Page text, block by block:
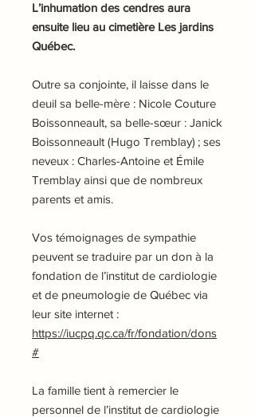
L’inhumation des cendres aura
ensuite lieu au cimetière Les jardins
Québec.
Outre sa conjointe, il laisse dans le
deuil sa belle-mère : Nicole Couture
Boissonneault, sa belle-sœur : Janick
Boissonneault (Hugo Tremblay) ; ses
neveux : Charles-Antoine et Émile
Tremblay ainsi que de nombreux
parents et amis.
Vos témoignages de sympathie
peuvent se traduire par un don à la
fondation de l’institut de cardiologie
et de pneumologie de Québec via
leur site internet :
https://iucpq.qc.ca/fr/fondation/dons
#
La famille tient à remercier le
personnel de l’institut de cardiologie